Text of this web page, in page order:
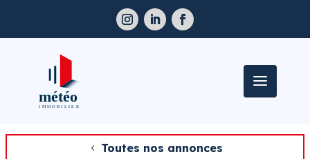
Toutes nos annonces